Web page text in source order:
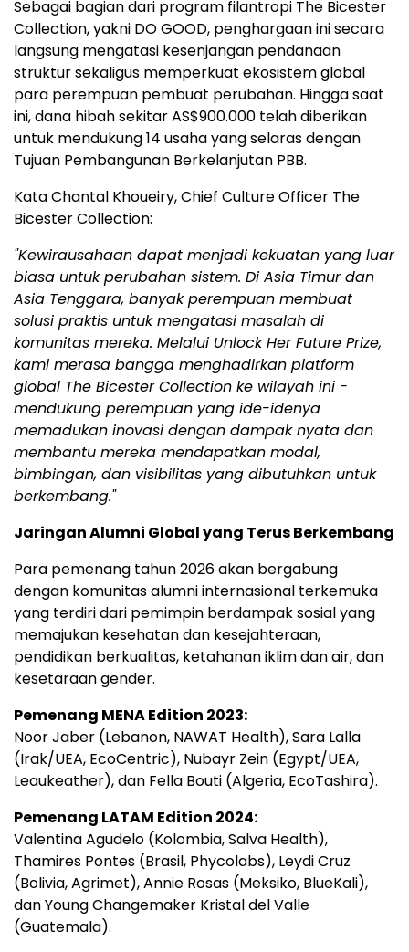
Sebagai bagian dari program filantropi The Bicester
Collection, yakni DO GOOD, penghargaan ini secara
langsung mengatasi kesenjangan pendanaan
struktur sekaligus memperkuat ekosistem global
para perempuan pembuat perubahan. Hingga saat
ini, dana hibah sekitar AS$900.000 telah diberikan
untuk mendukung 14 usaha yang selaras dengan
Tujuan Pembangunan Berkelanjutan PBB.
Kata Chantal Khoueiry, Chief Culture Officer The
Bicester Collection:
"Kewirausahaan dapat menjadi kekuatan yang luar
biasa untuk perubahan sistem. Di Asia Timur dan
Asia Tenggara, banyak perempuan membuat
solusi praktis untuk mengatasi masalah di
komunitas mereka. Melalui Unlock Her Future Prize,
kami merasa bangga menghadirkan platform
global The Bicester Collection ke wilayah ini -
mendukung perempuan yang ide-idenya
memadukan inovasi dengan dampak nyata dan
membantu mereka mendapatkan modal,
bimbingan, dan visibilitas yang dibutuhkan untuk
berkembang."
Jaringan Alumni Global yang Terus Berkembang
Para pemenang tahun 2026 akan bergabung
dengan komunitas alumni internasional terkemuka
yang terdiri dari pemimpin berdampak sosial yang
memajukan kesehatan dan kesejahteraan,
pendidikan berkualitas, ketahanan iklim dan air, dan
kesetaraan gender.
Pemenang MENA Edition 2023:
Noor Jaber (Lebanon, NAWAT Health), Sara Lalla
(Irak/UEA, EcoCentric), Nubayr Zein (Egypt/UEA,
Leaukeather), dan Fella Bouti (Algeria, EcoTashira).
Pemenang LATAM Edition 2024:
Valentina Agudelo (Kolombia, Salva Health),
Thamires Pontes (Brasil, Phycolabs), Leydi Cruz
(Bolivia, Agrimet), Annie Rosas (Meksiko, BlueKali),
dan Young Changemaker Kristal del Valle
(Guatemala).